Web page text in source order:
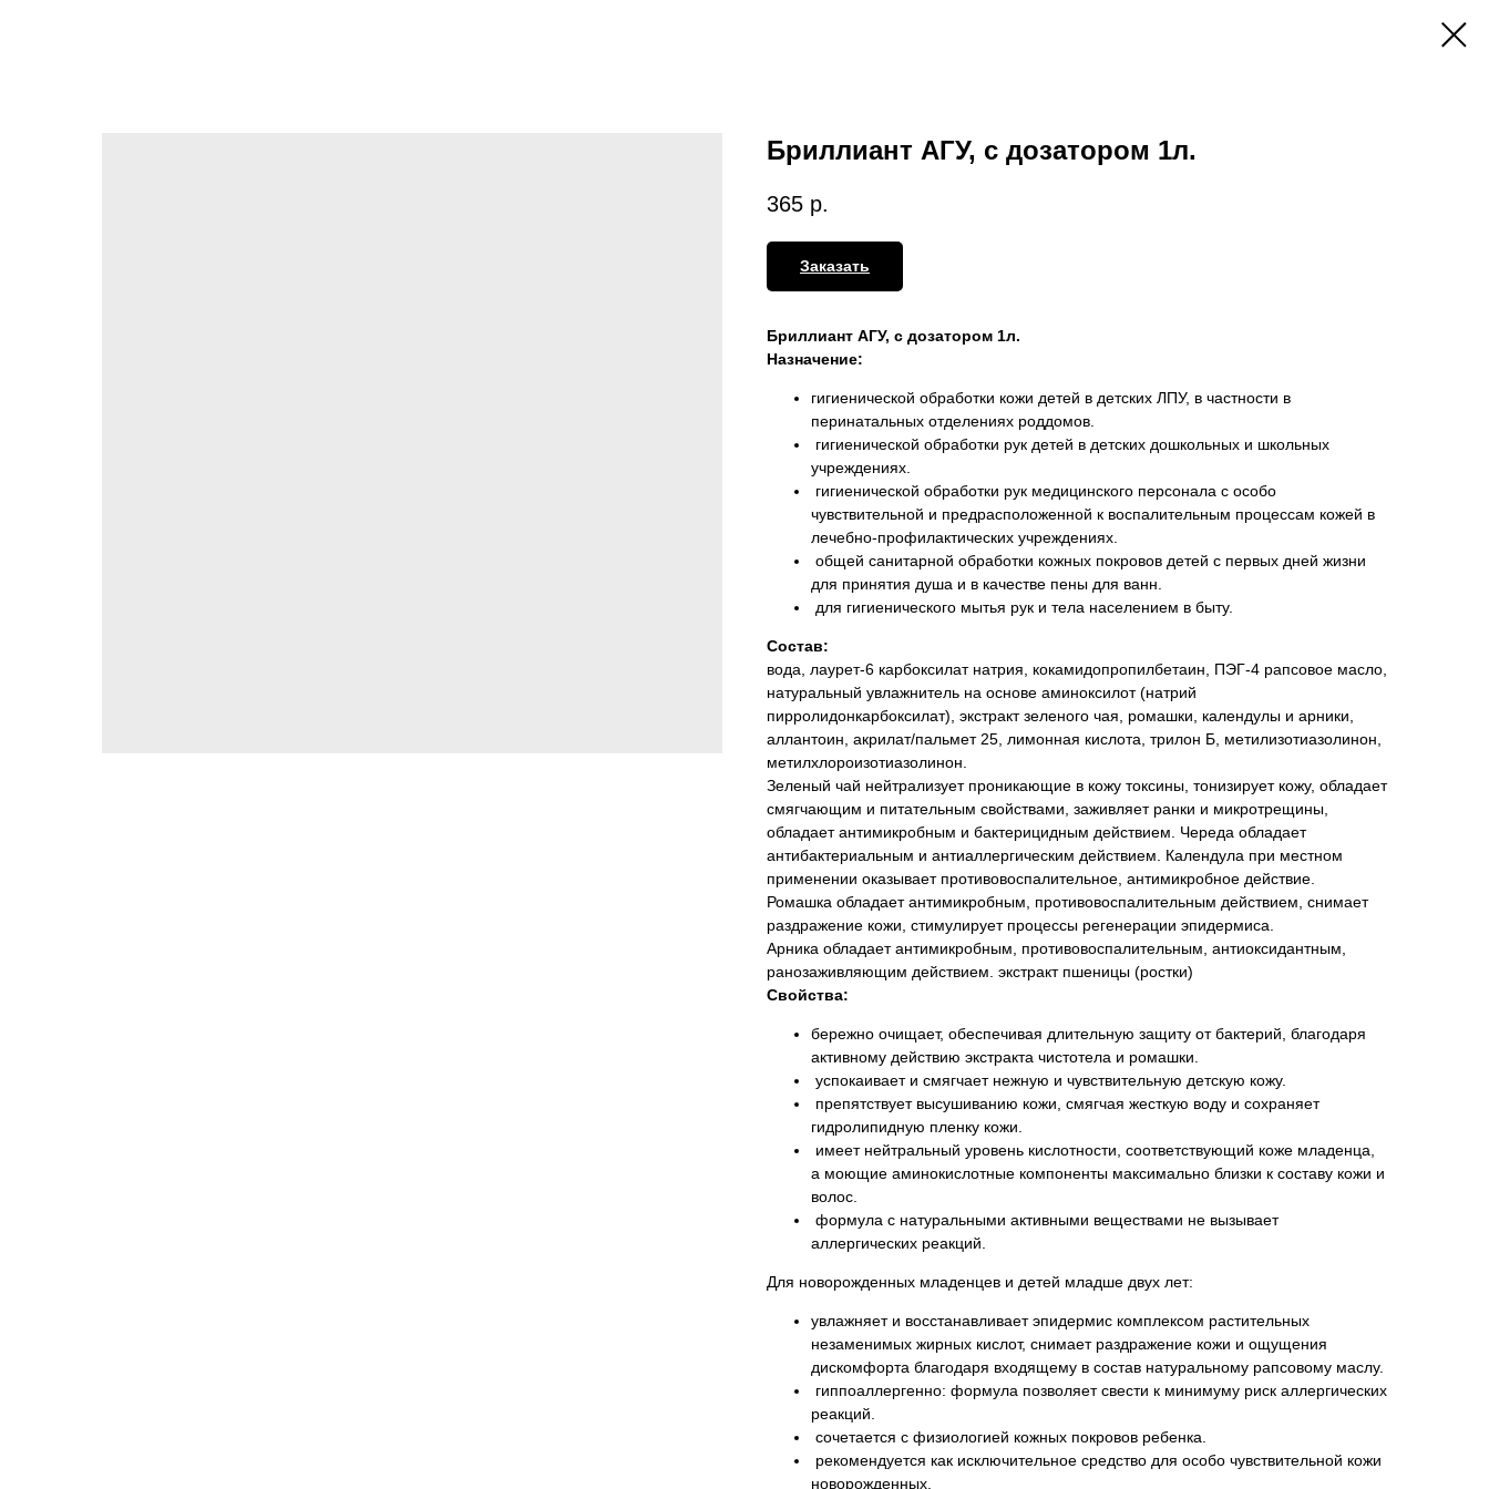
Бриллиант АГУ, с дозатором 1л.
365 р.
Заказать
Бриллиант АГУ, с дозатором 1л.
Назначение:
гигиенической обработки кожи детей в детских ЛПУ, в частности в
перинатальных отделениях роддомов.
гигиенической обработки рук детей в детских дошкольных и школьных
учреждениях.
гигиенической обработки рук медицинского персонала с особо
чувствительной и предрасположенной к воспалительным процессам кожей в
лечебно-профилактических учреждениях.
общей санитарной обработки кожных покровов детей с первых дней жизни
для принятия душа и в качестве пены для ванн.
для гигиенического мытья рук и тела населением в быту.
Состав:
вода, лаурет-6 карбоксилат натрия, кокамидопропилбетаин, ПЭГ-4 рапсовое масло,
натуральный увлажнитель на основе аминоксилот (натрий
пирролидонкарбоксилат), экстракт зеленого чая, ромашки, календулы и арники,
аллантоин, акрилат/пальмет 25, лимонная кислота, трилон Б, метилизотиазолинон,
метилхлороизотиазолинон.
Зеленый чай нейтрализует проникающие в кожу токсины, тонизирует кожу, обладает
смягчающим и питательным свойствами, заживляет ранки и микротрещины,
обладает антимикробным и бактерицидным действием. Череда обладает
антибактериальным и антиаллергическим действием. Календула при местном
применении оказывает противовоспалительное, антимикробное действие.
Ромашка обладает антимикробным, противовоспалительным действием, снимает
раздражение кожи, стимулирует процессы регенерации эпидермиса.
Арника обладает антимикробным, противовоспалительным, антиоксидантным,
ранозаживляющим действием. экстракт пшеницы (ростки)
Свойства:
бережно очищает, обеспечивая длительную защиту от бактерий, благодаря
активному действию экстракта чистотела и ромашки.
успокаивает и смягчает нежную и чувствительную детскую кожу.
препятствует высушиванию кожи, смягчая жесткую воду и сохраняет
гидролипидную пленку кожи.
имеет нейтральный уровень кислотности, соответствующий коже младенца,
а моющие аминокислотные компоненты максимально близки к составу кожи и
волос.
формула с натуральными активными веществами не вызывает
аллергических реакций.
Для новорожденных младенцев и детей младше двух лет:
увлажняет и восстанавливает эпидермис комплексом растительных
незаменимых жирных кислот, снимает раздражение кожи и ощущения
дискомфорта благодаря входящему в состав натуральному рапсовому маслу.
гиппоаллергенно: формула позволяет свести к минимуму риск аллергических
реакций.
сочетается с физиологией кожных покровов ребенка.
рекомендуется как исключительное средство для особо чувствительной кожи
новорожденных.